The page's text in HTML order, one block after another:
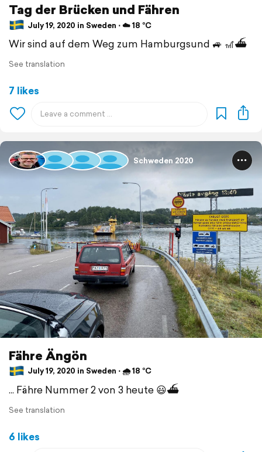
Tag der Brücken und Fähren
July 19, 2020 in Sweden ⋅ ☁️ 18 °C
Wir sind auf dem Weg zum Hamburgsund 🚙 🎢⛴
See translation
7 likes
Schweden 2020
Fähre Ängön
July 19, 2020 in Sweden ⋅ 🌧 18 °C
... Fähre Nummer 2 von 3 heute 😃⛴
See translation
6 likes